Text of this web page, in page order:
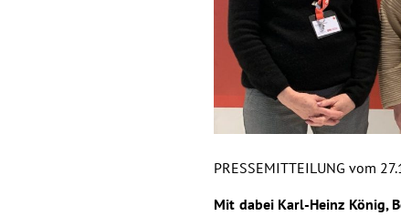
PRESSEMITTEILUNG vom
Mit dabei Karl-Heinz König,